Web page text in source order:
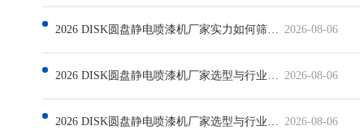
2026-08-06
2026-08-06
2026-08-06